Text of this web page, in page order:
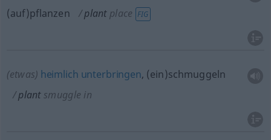
(auf)pflanzen
plant place FIG
(etwas) heimlich unterbringen, (ein)schmuggeln
plant smuggle in